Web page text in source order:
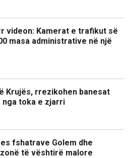
videon: Kamerat e trafikut së
masa administrative në një
Krujës, rrezikohen banesat
nga toka e zjarri
fshatrave Golem dhe
të vështirë malore